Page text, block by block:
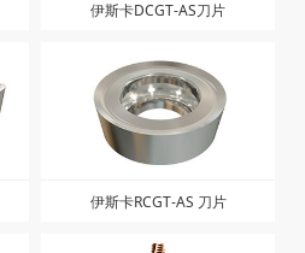
伊斯卡DCGT-AS刀片
伊斯卡RCGT-AS 刀片